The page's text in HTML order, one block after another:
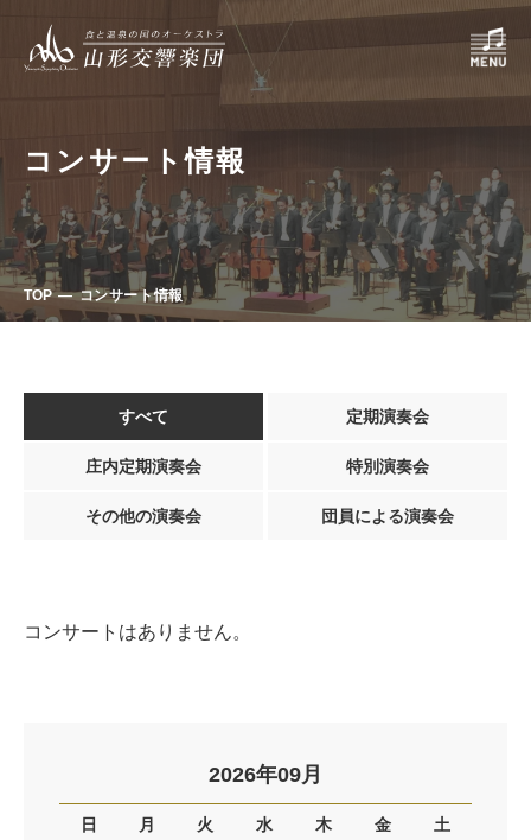
コンサート情報
TOP コンサート情報
すべて 定期演奏会
庄内定期演奏会 特別演奏会
その他の演奏会 団員による演奏会
コンサートはありません。
2026年09月
日 月 火 水 木 金 土